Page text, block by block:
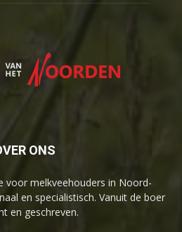
ONS
voor melkveehouders in Noord-
en specialistisch. Vanuit de boer
en geschreven.